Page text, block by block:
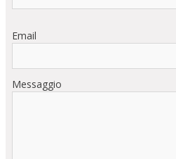
Email
Messaggio